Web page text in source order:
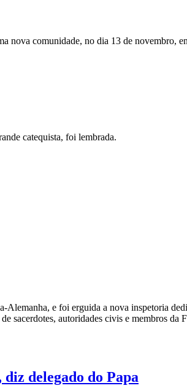
nova comunidade, no dia 13 de novembro,
catequista, foi lembrada.
Alemanha, e foi erguida a nova inspetoria
sacerdotes, autoridades civis e membros da
delegado do Papa